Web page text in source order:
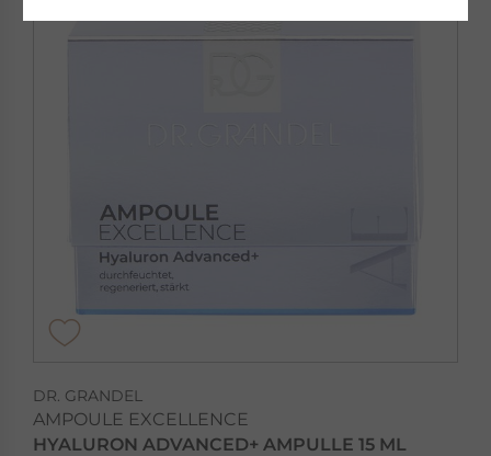
DR. GRANDEL
AMPOULE EXCELLENCE
HYALURON ADVANCED+ AMPULLE 15 ML